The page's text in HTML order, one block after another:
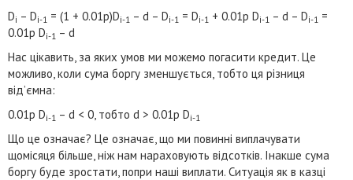
Di – Di-1 = (1 + 0.01p)Di-1 – d – Di-1 = Di-1 + 0.01p Di-1 – d – Di-1 =
0.01p Di-1 – d
Нас цікавить, за яких умов ми можемо погасити кредит. Це
можливо, коли сума боргу зменшується, тобто ця різниця
від’ємна:
0.01p Di-1 – d < 0, тобто d > 0.01p Di-1
Що це означає? Це означає, що ми повинні виплачувати
щомісяця більше, ніж нам нараховують відсотків. Інакше сума
боргу буде зростати, попри наші виплати. Ситуація як в казці